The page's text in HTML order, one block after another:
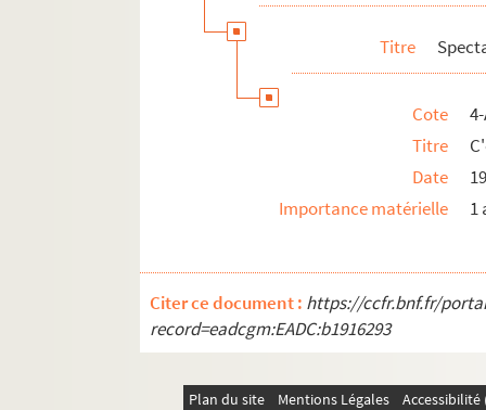
Le Trianon
Les Trois Baudets
Titre
Cote
Titre
Date
Importance matérielle
1
Citer ce document : https://ccfr.bnf.fr/
record=eadcgm:EADC:b1916293
Plan du site Mentions Légales